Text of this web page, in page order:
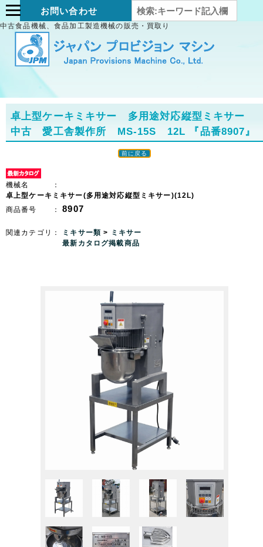
お問い合わせ
中古食品機械、食品加工製造機械の販売・買取り
卓上型ケーキミキサー 多用途対応縦型ミキサー
中古 愛工舎製作所 MS-15S 12L
『品番8907』
前に戻る
機械名 ：
卓上型ケーキミキサー(多用途対応縦型ミキサー)(12L)
商品番号 ：8907
関連カテゴリ： ミキサー類>
ミキサー
最新カタログ掲載商品